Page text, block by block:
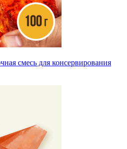
смесь для консервирования